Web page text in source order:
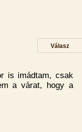
Válasz
is imádtam, csak
a várat, hogy a